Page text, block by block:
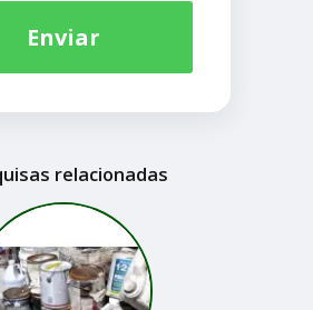
Enviar
relacionadas